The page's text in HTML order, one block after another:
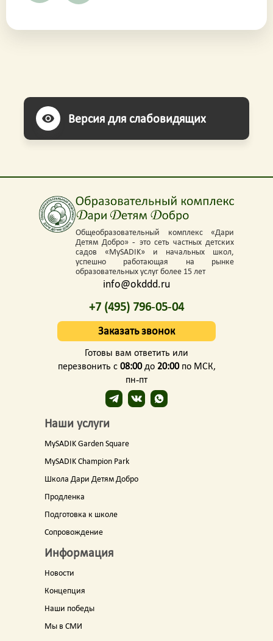
Версия для слабовидящих
Общеобразовательный комплекс «Дари
Детям Добро» - это сеть частных детских
садов «MySADIK» и начальных школ,
успешно работающая на рынке
образовательных услуг более 15 лет
Наши услуги
MySADIK Garden Square
MySADIK Champion Park
Школа Дари Детям Добро
Продленка
Подготовка к школе
Сопровождение
Информация
Новости
Концепция
Наши победы
Мы в СМИ
info@okddd.ru
+7 (495) 796-05-04
Заказать звонок
Готовы вам ответить или
перезвонить с 08:00до 20:00по МСК,
пн-пт